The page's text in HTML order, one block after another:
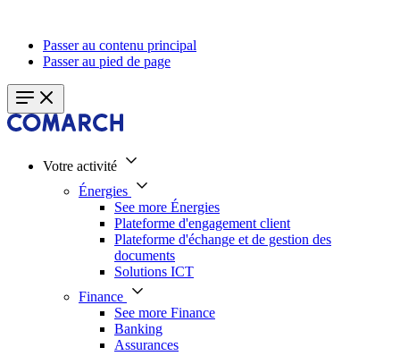
Passer au contenu principal
Passer au pied de page
Votre activité
Énergies
See more Énergies
Plateforme d'engagement client
Plateforme d'échange et de gestion des
documents
Solutions ICT
Finance
See more Finance
Banking
Assurances